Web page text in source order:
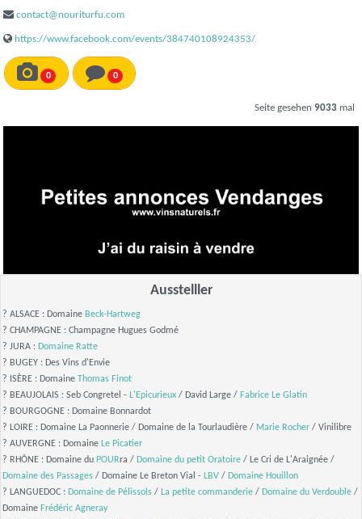
contact@nouriturfu.com
https://www.facebook.com/events/384740108924353/
0 0
Seite gesehen 9033 mal
Ausstelller
? ALSACE : Domaine Beck-Hartweg
? CHAMPAGNE : Champagne Hugues Godmé
? JURA : Domaine Ratte
? BUGEY : Des Vins d'Envie
? ISÈRE : Domaine Thomas Finot
? BEAUJOLAIS : Seb Congretel - L'Epicurieux / David Large / Fabrice Le Glatin
? BOURGOGNE : Domaine Bonnardot
? LOIRE : Domaine La Paonnerie / Domaine de la Tourlaudière / Marie Rocher / Vinilibre
? AUVERGNE : Domaine Le Picatier
? RHÔNE : Domaine du POURra / Domaine du petit Oratoire / Le Cri de L'Araignée /
Domaine des Passages / Domaine Le Breton Vial - LBV / Domaine Houillon
? LANGUEDOC : Domaine de Pélissols / La petite commanderie / Domaine du Verdouble /
Domaine Frédéric Agneray